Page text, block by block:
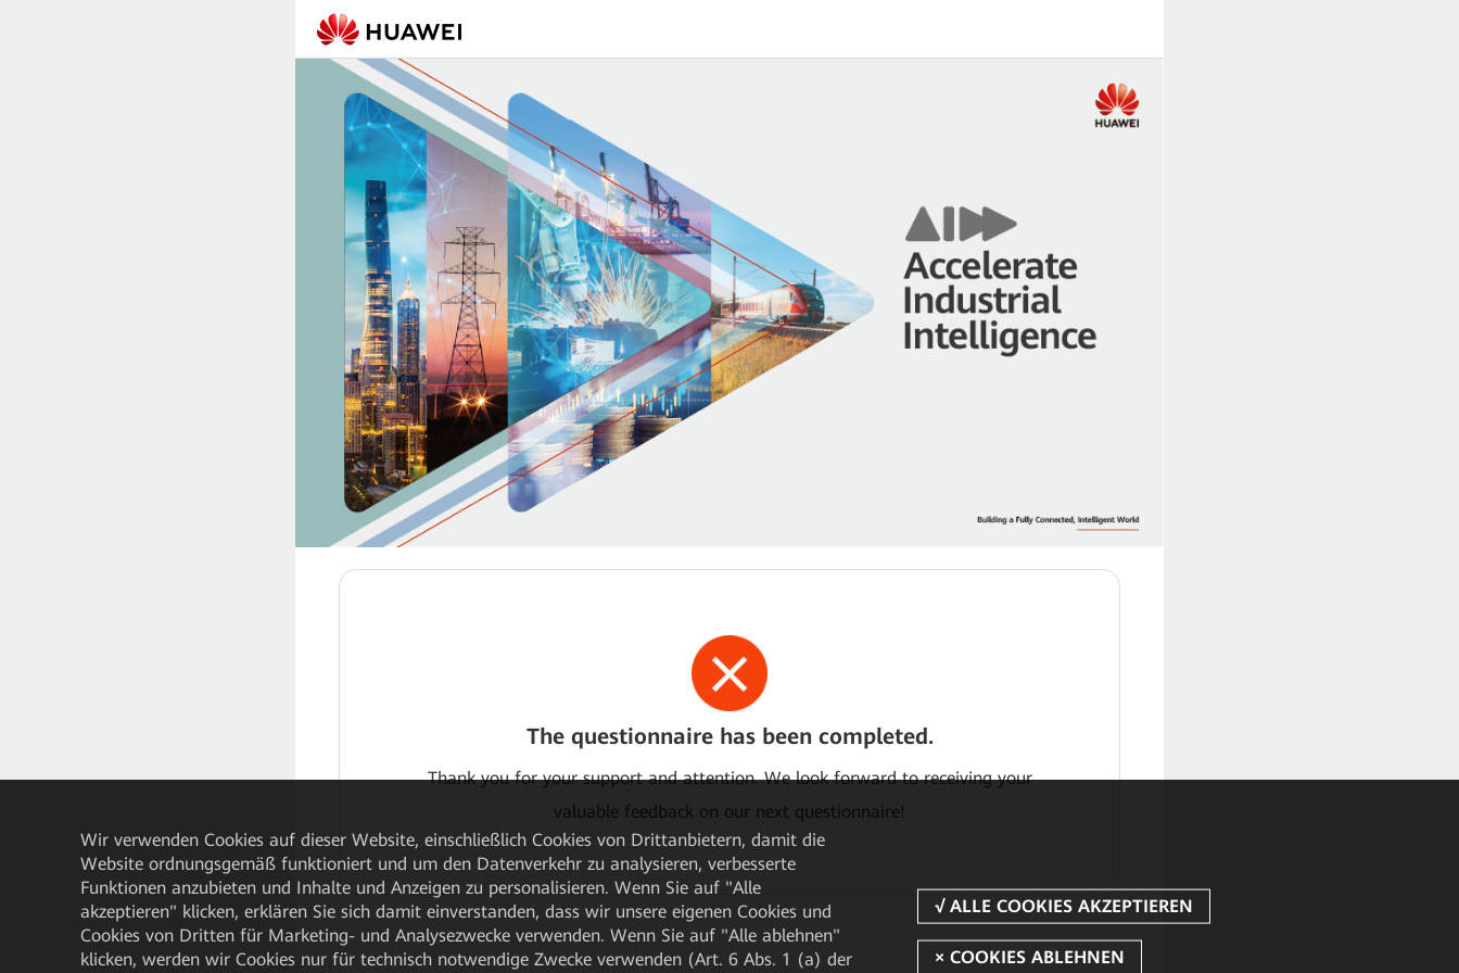
The questionnaire has been completed.
Thank you for your support and attention. We look forward to receiving your
valuable feedback on our next questionnaire!
Wir verwenden Cookies auf dieser Website, einschließlich Cookies von Drittanbietern, damit die
Website ordnungsgemäß funktioniert und um den Datenverkehr zu analysieren, verbesserte
Funktionen anzubieten und Inhalte und Anzeigen zu personalisieren. Wenn Sie auf "Alle
akzeptieren" klicken, erklären Sie sich damit einverstanden, dass wir unsere eigenen Cookies und
Cookies von Dritten für Marketing- und Analysezwecke verwenden. Wenn Sie auf "Alle ablehnen"
klicken, werden wir Cookies nur für technisch notwendige Zwecke verwenden (Art. 6 Abs. 1 (a) der